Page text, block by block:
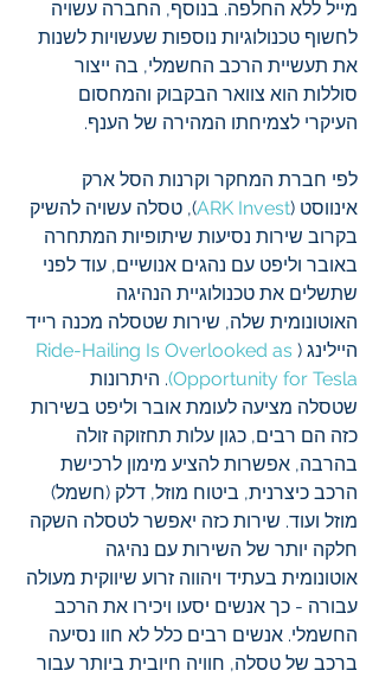
מייל ללא החלפה. בנוסף, החברה עשויה
לחשוף טכנולוגיות נוספות שעשויות לשנות
את תעשיית הרכב החשמלי, בה ייצור
סוללות הוא צוואר הבקבוק והמחסום
העיקרי לצמיחתו המהירה של הענף.
לפי חברת המחקר וקרנות הסל ארק
אינווסט (ARK Invest), טסלה עשויה להשיק
בקרוב שירות נסיעות שיתופיות המתחרה
באובר וליפט עם נהגים אנושיים, עוד לפני
שתשלים את טכנולוגיית הנהיגה
האוטונומית שלה, שירות שטסלה מכנה רייד
היילינג ( Ride-Hailing Is Overlooked as
(Opportunity for Tesla. היתרונות
שטסלה מציעה לעומת אובר וליפט בשירות
כזה הם רבים, כגון עלות תחזוקה זולה
בהרבה, אפשרות להציע מימון לרכישת
הרכב כיצרנית, ביטוח מוזל, דלק (חשמל)
מוזל ועוד. שירות כזה יאפשר לטסלה השקה
חלקה יותר של השירות עם נהיגה
אוטונומית בעתיד ויהווה זרוע שיווקית מעולה
עבורה - כך אנשים יסעו ויכירו את הרכב
החשמלי. אנשים רבים כלל לא חוו נסיעה
ברכב של טסלה, חוויה חיובית ביותר עבור